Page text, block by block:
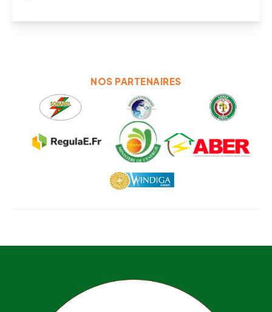
NOS PARTENAIRES